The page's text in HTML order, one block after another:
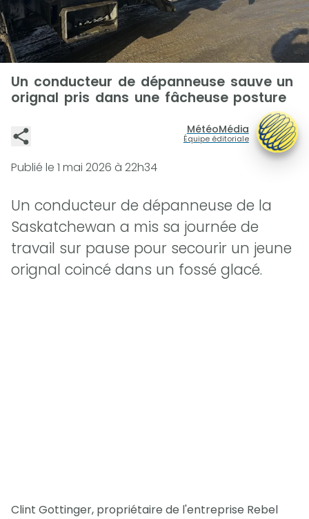
Un conducteur de dépanneuse sauve un
orignal pris dans une fâcheuse posture
MétéoMédia
Équipe éditoriale
Publié le 1 mai 2026 à 22h34
Un conducteur de dépanneuse de la
Saskatchewan a mis sa journée de
travail sur pause pour secourir un jeune
orignal coincé dans un fossé glacé.
Clint Gottinger, propriétaire de l'entreprise Rebel